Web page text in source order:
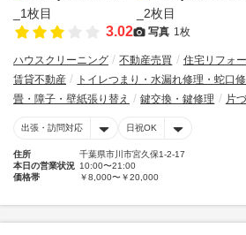
3.02 写真 1枚
ハウスクリーニング 不動産売買
住宅リフォ
賃貸不動産
トイレつまり・水漏れ修理・蛇口
畳・障子・壁紙張り替え
鍵交換・鍵修理 片
出張・訪問対応 日祝OK
住所
千葉県市川市宮久保1-2-17
本日の営業状況 10:00〜21:00
価格帯
￥8,000〜￥20,000